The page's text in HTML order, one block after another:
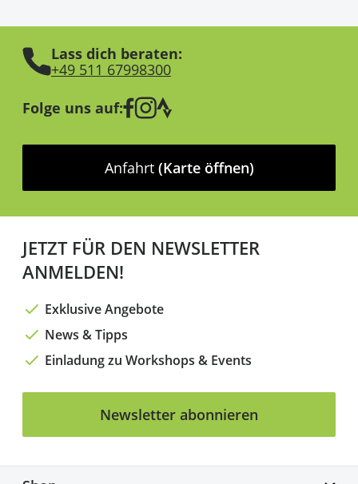
Lass dich beraten:
+49 511 67998300
Folge uns auf:
Anfahrt (Karte öffnen)
JETZT FÜR DEN NEWSLETTER
ANMELDEN!
Exklusive Angebote
News & Tipps
Einladung zu Workshops & Events
Newsletter abonnieren